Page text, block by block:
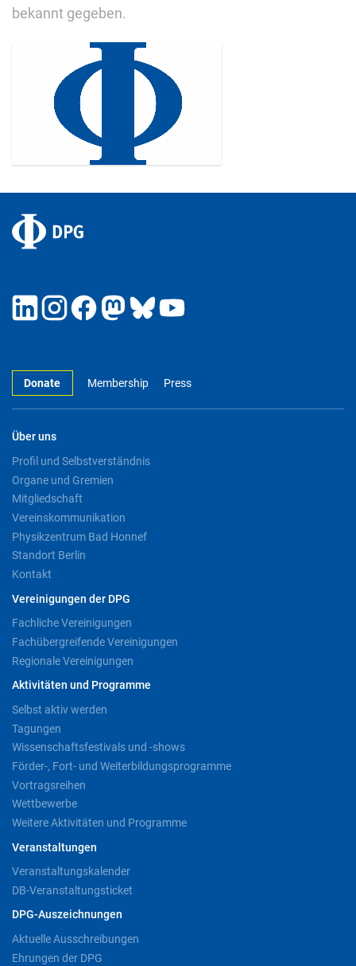
bekannt gegeben.
Donate Membership Press
Über uns
Profil und Selbstverständnis
Organe und Gremien
Mitgliedschaft
Vereinskommunikation
Physikzentrum Bad Honnef
Standort Berlin
Kontakt
Vereinigungen der DPG
Fachliche Vereinigungen
Fachübergreifende Vereinigungen
Regionale Vereinigungen
Aktivitäten und Programme
Selbst aktiv werden
Tagungen
Wissenschaftsfestivals und -shows
Förder-, Fort- und Weiterbildungsprogramme
Vortragsreihen
Wettbewerbe
Weitere Aktivitäten und Programme
Veranstaltungen
Veranstaltungskalender
DB-Veranstaltungsticket
DPG-Auszeichnungen
Aktuelle Ausschreibungen
Ehrungen der DPG